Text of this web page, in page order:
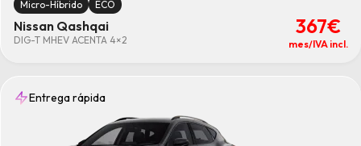
Micro-Híbrido ECO
Nissan Qashqai
DIG-T MHEV ACENTA 4×2
367€
mes/IVA incl.
Entrega rápida